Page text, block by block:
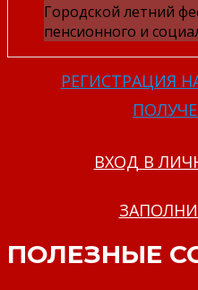
Городской летний
пенсионного и
РЕГИСТРАЦИЯ
ВХОД В
ПОЛЕЗНЫЕ